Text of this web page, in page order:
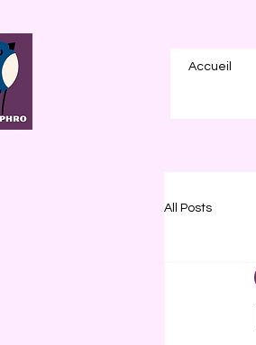
Accueil
All Posts